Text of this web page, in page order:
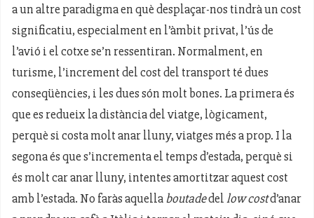
a un altre paradigma en què desplaçar-nos tindrà un cost
significatiu, especialment en l’àmbit privat, l’ús de
l’avió i el cotxe se’n ressentiran. Normalment, en
turisme, l’increment del cost del transport té dues
conseqüències, i les dues són molt bones. La primera és
que es redueix la distància del viatge, lògicament,
perquè si costa molt anar lluny, viatges més a prop. I la
segona és que s’incrementa el temps d’estada, perquè si
és molt car anar lluny, intentes amortitzar aquest cost
amb l’estada. No faràs aquellaboutadedellow costd’anar